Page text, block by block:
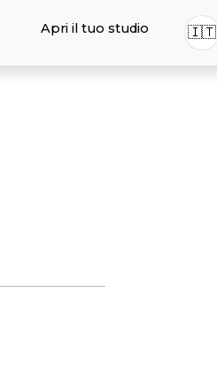
Apri il tuo studio 🇮🇹